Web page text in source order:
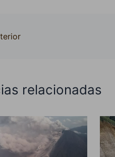
relacionadas